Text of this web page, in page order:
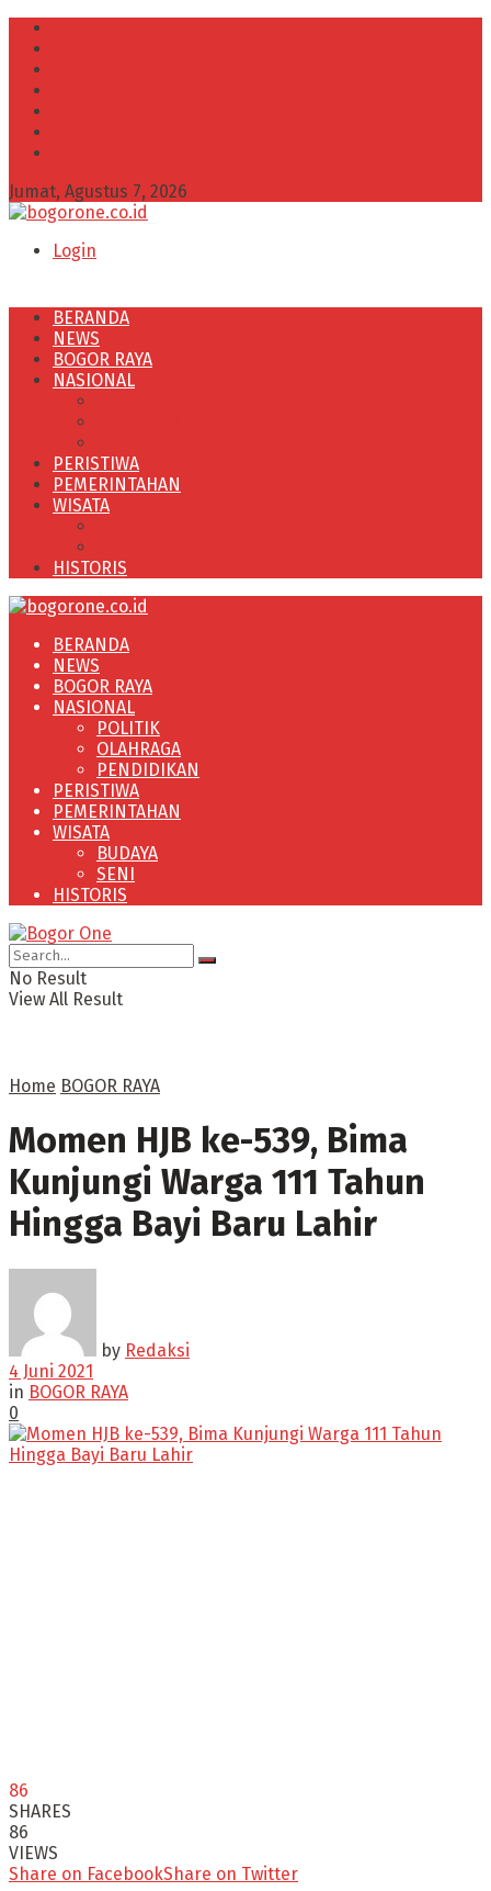
Jumat, Agustus 7, 2026
Login
BERANDA
NEWS
BOGOR RAYA
NASIONAL
PERISTIWA
PEMERINTAHAN
WISATA
HISTORIS
BERANDA
NEWS
BOGOR RAYA
NASIONAL
POLITIK
OLAHRAGA
PENDIDIKAN
PERISTIWA
PEMERINTAHAN
WISATA
BUDAYA
SENI
HISTORIS
No Result
View All Result
Home BOGOR RAYA
Momen HJB ke-539, Bima
Kunjungi Warga 111 Tahun
Hingga Bayi Baru Lahir
by Redaksi
4 Juni 2021
in BOGOR RAYA
0
86
SHARES
86
VIEWS
Share on FacebookShare on Twitter